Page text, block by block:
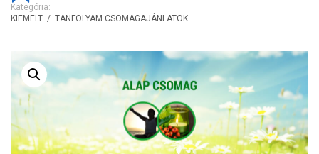
Kategória:
KIEMELT / TANFOLYAM CSOMAGAJÁNLATOK